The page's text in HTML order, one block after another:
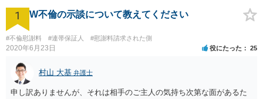
1 W不倫の示談について教えてください
#不倫慰謝料 #連帯保証人 #慰謝料請求された側
2020年6月23日 役にたった 25
村山 大基 弁護士
申し訳ありませんが、それは相手のご主人の気持ち次第な面があるた